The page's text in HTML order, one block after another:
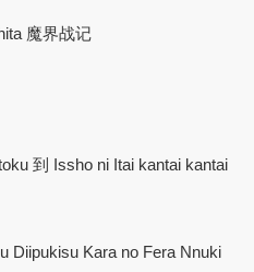
魔界战记
到 Issho ni Itai kantai kantai
Diipukisu Kara no Fera Nnuki